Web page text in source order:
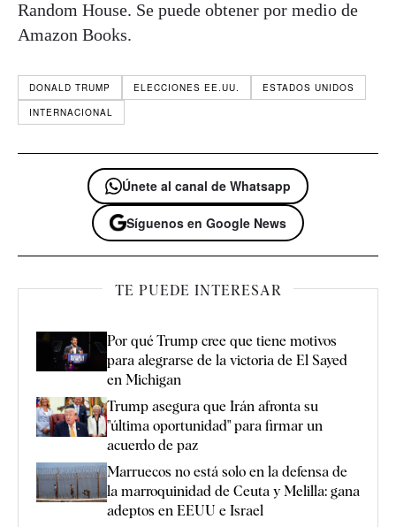
Random House. Se puede obtener por medio de
Amazon Books.
DONALD TRUMP ELECCIONES EE.UU.
ESTADOS UNIDOS
INTERNACIONAL
Únete al canal de Whatsapp
Síguenos en Google News
TE PUEDE INTERESAR
Por qué Trump cree que tiene motivos
para alegrarse de la victoria de El Sayed
en Michigan
Trump asegura que Irán afronta su
"última oportunidad" para firmar un
acuerdo de paz
Marruecos no está solo en la defensa de
la marroquinidad de Ceuta y Melilla: gana
adeptos en EEUU e Israel